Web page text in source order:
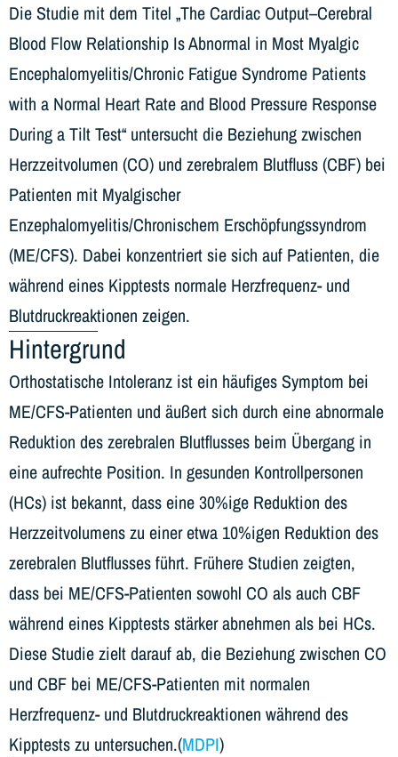
Die Studie mit dem Titel „The Cardiac Output–Cerebral
Blood Flow Relationship Is Abnormal in Most Myalgic
Encephalomyelitis/Chronic Fatigue Syndrome Patients
with a Normal Heart Rate and Blood Pressure Response
During a Tilt Test“ untersucht die Beziehung zwischen
Herzzeitvolumen (CO) und zerebralem Blutfluss (CBF) bei
Patienten mit Myalgischer
Enzephalomyelitis/Chronischem Erschöpfungssyndrom
(ME/CFS). Dabei konzentriert sie sich auf Patienten, die
während eines Kipptests normale Herzfrequenz- und
Blutdruckreaktionen zeigen.
Hintergrund
Orthostatische Intoleranz ist ein häufiges Symptom bei
ME/CFS-Patienten und äußert sich durch eine abnormale
Reduktion des zerebralen Blutflusses beim Übergang in
eine aufrechte Position. In gesunden Kontrollpersonen
(HCs) ist bekannt, dass eine 30%ige Reduktion des
Herzzeitvolumens zu einer etwa 10%igen Reduktion des
zerebralen Blutflusses führt. Frühere Studien zeigten,
dass bei ME/CFS-Patienten sowohl CO als auch CBF
während eines Kipptests stärker abnehmen als bei HCs.
Diese Studie zielt darauf ab, die Beziehung zwischen CO
und CBF bei ME/CFS-Patienten mit normalen
Herzfrequenz- und Blutdruckreaktionen während des
Kipptests zu untersuchen.(MDPI)